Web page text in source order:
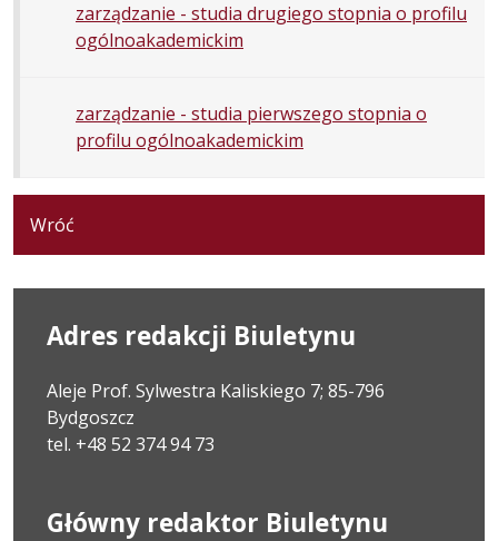
zarządzanie - studia drugiego stopnia o profilu
ogólnoakademickim
zarządzanie - studia pierwszego stopnia o
profilu ogólnoakademickim
Wróć
Adres redakcji Biuletynu
Aleje Prof. Sylwestra Kaliskiego 7; 85-796
Bydgoszcz
tel. +48 52 374 94 73
Główny redaktor Biuletynu